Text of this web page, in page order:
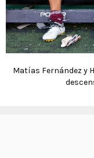
Matías Fernández y